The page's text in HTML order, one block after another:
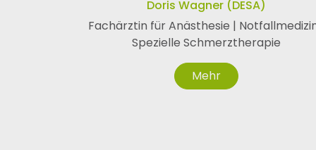
Doris Wagner (DESA)
Fachärztin für Anästhesie |
Spezielle Schmerztherapie
Mehr